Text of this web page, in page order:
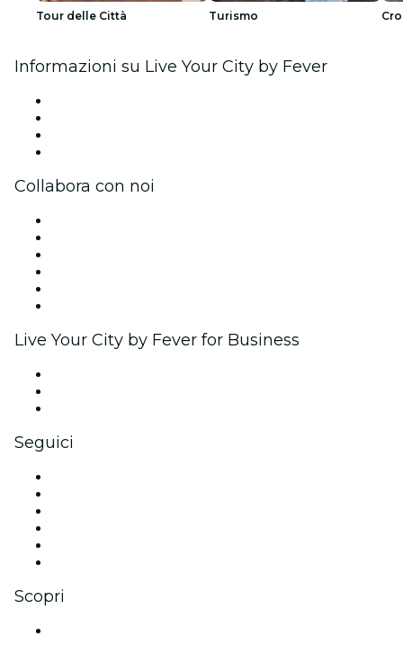
Tour delle Città Turismo
Informazioni su Live Your City by Fever
Collabora con noi
Live Your City by Fever for Business
Seguici
Scopri